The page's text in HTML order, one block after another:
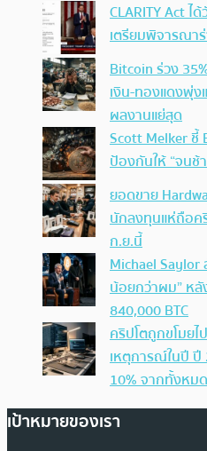
CLARITY Act
เตรียมพิจารณา
Bitcoin ร่วง
เงิน-ทองแดงพุ่
ผลงานแย่สุด
Scott Melker ชี้
ป้องกันให้ “จนช้
ยอดขาย
นักลงทุนแห่ถือค
ก.ย.นี้
Michael Saylor
น้อยกว่าผม” หลั
840,000 BTC
คริปโตถูกขโมย
เหตุการณ์ในปี ปี
10% จากทั้งหมด
เป้าหมายของเรา